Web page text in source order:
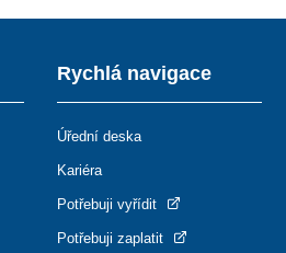
Rychlá navigace
Úřední deska
Kariéra
Potřebuji vyřídit
Potřebuji zaplatit